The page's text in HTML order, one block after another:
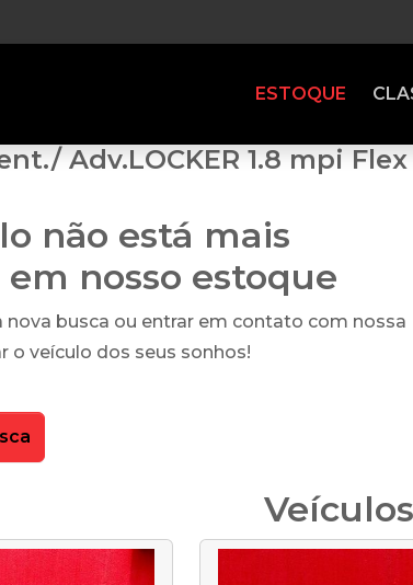
ESTOQUE
Adv.LOCKER 1.8 mpi Flex
não está mais
nosso estoque
nova busca ou entrar em contato com nossa
o veículo dos seus sonhos!